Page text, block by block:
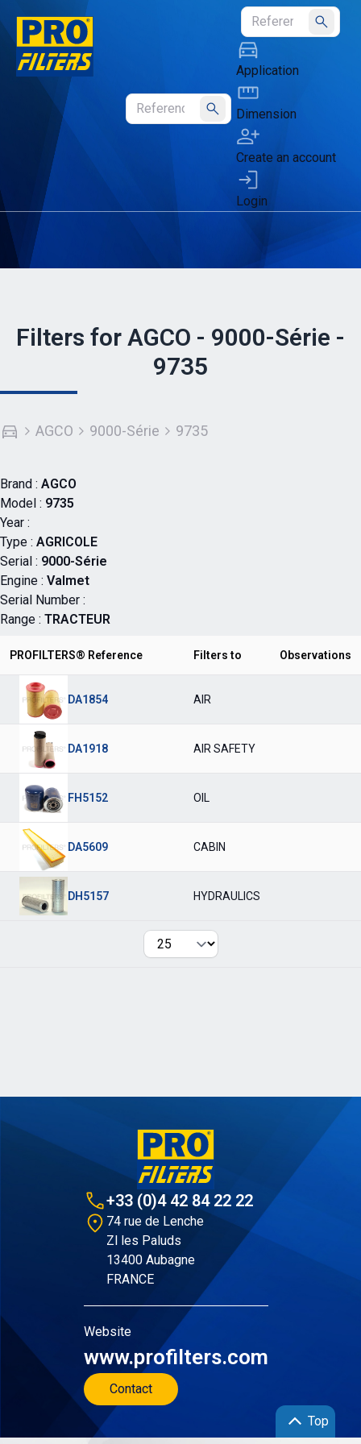
Submit
Submit
Application
Dimension
Create an account
Login
Filters for AGCO - 9000-Série -
9735
AGCO 9000-Série 9735
Brand : AGCO
Model : 9735
Year :
Type : AGRICOLE
Serial : 9000-Série
Engine : Valmet
Serial Number :
Range : TRACTEUR
PROFILTERS® Reference Filters to Observations
DA1854 AIR
DA1918 AIR SAFETY
FH5152 OIL
DA5609 CABIN
DH5157 HYDRAULICS
+33 (0)4 42 84 22 22
74 rue de Lenche
Zl les Paluds
13400 Aubagne
FRANCE
Website
www.profilters.com
Contact
Top